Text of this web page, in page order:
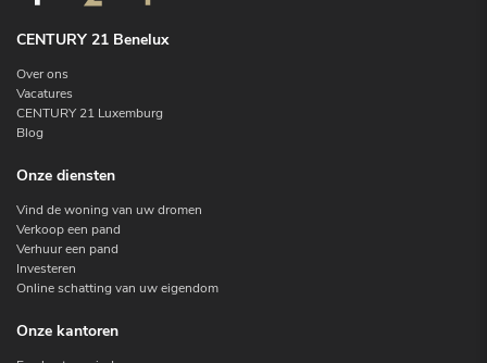
CENTURY 21 Benelux
Over ons
Vacatures
CENTURY 21 Luxemburg
Blog
Onze diensten
Vind de woning van uw dromen
Verkoop een pand
Verhuur een pand
Investeren
Online schatting van uw eigendom
Onze kantoren